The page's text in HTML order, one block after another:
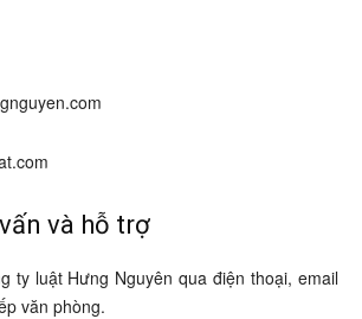
và hỗ trợ
ty luật Hưng Nguyên qua điện thoại, email
văn phòng.